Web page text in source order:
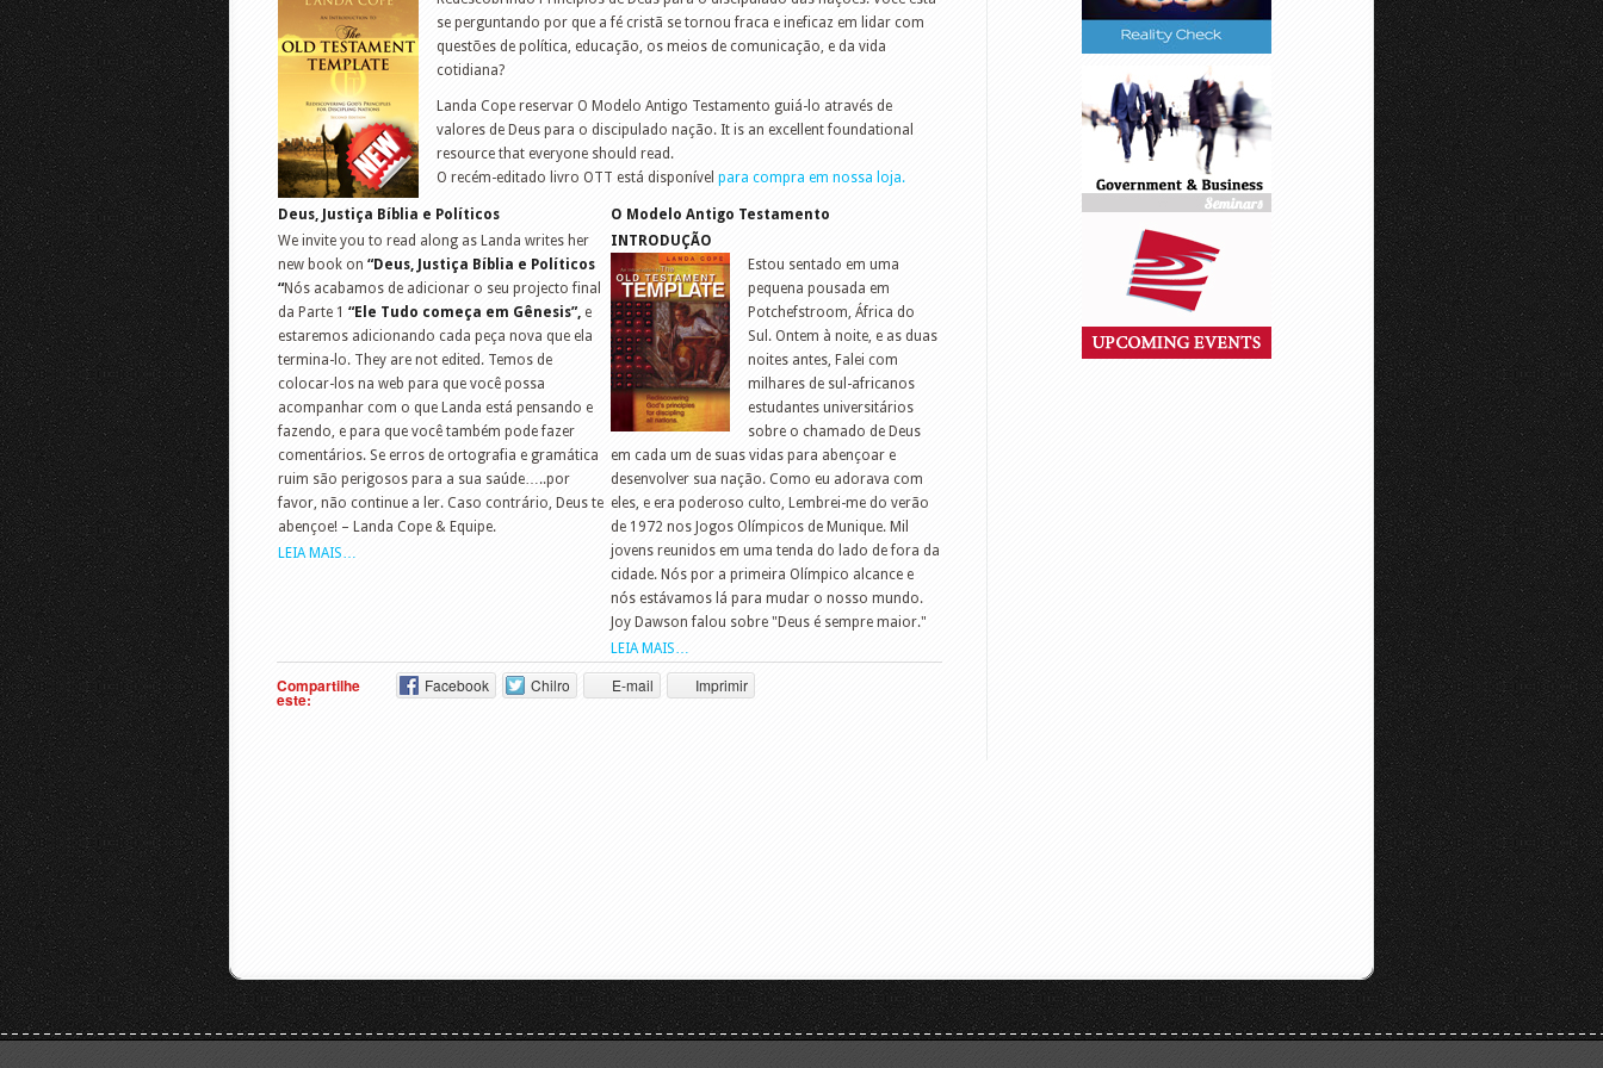
se perguntando por que a fé cristã se tornou fraca e ineficaz em lidar com
questões de política, educação, os meios de comunicação, e da vida
cotidiana?
Landa Cope reservar O Modelo Antigo Testamento guiá-lo através de
valores de Deus para o discipulado nação. It is an excellent foundational
resource that everyone should read.
O recém-editado livro OTT está disponível para compra em nossa loja.
Deus, Justiça Bíblia e Políticos
We invite you to read along as Landa writes her
new book on “Deus, Justiça Bíblia e Políticos
“Nós acabamos de adicionar o seu projecto final
da Parte 1 “Ele Tudo começa em Gênesis”, e
estaremos adicionando cada peça nova que ela
termina-lo. They are not edited. Temos de
colocar-los na web para que você possa
acompanhar com o que Landa está pensando e
fazendo, e para que você também pode fazer
comentários. Se erros de ortografia e gramática
ruim são perigosos para a sua saúde…..por
favor, não continue a ler. Caso contrário, Deus te
abençoe! – Landa Cope & Equipe.
LEIA MAIS…
O Modelo Antigo Testamento
INTRODUÇÃO
Estou sentado em uma
pequena pousada em
Potchefstroom, África do
Sul. Ontem à noite, e as duas
noites antes, Falei com
milhares de sul-africanos
estudantes universitários
sobre o chamado de Deus
em cada um de suas vidas para abençoar e
desenvolver sua nação. Como eu adorava com
eles, e era poderoso culto, Lembrei-me do verão
de 1972 nos Jogos Olímpicos de Munique. Mil
jovens reunidos em uma tenda do lado de fora da
cidade. Nós por a primeira Olímpico alcance e
nós estávamos lá para mudar o nosso mundo.
Joy Dawson falou sobre "Deus é sempre maior."
LEIA MAIS…
Compartilhe
este:
Facebook Chilro E-mail Imprimir